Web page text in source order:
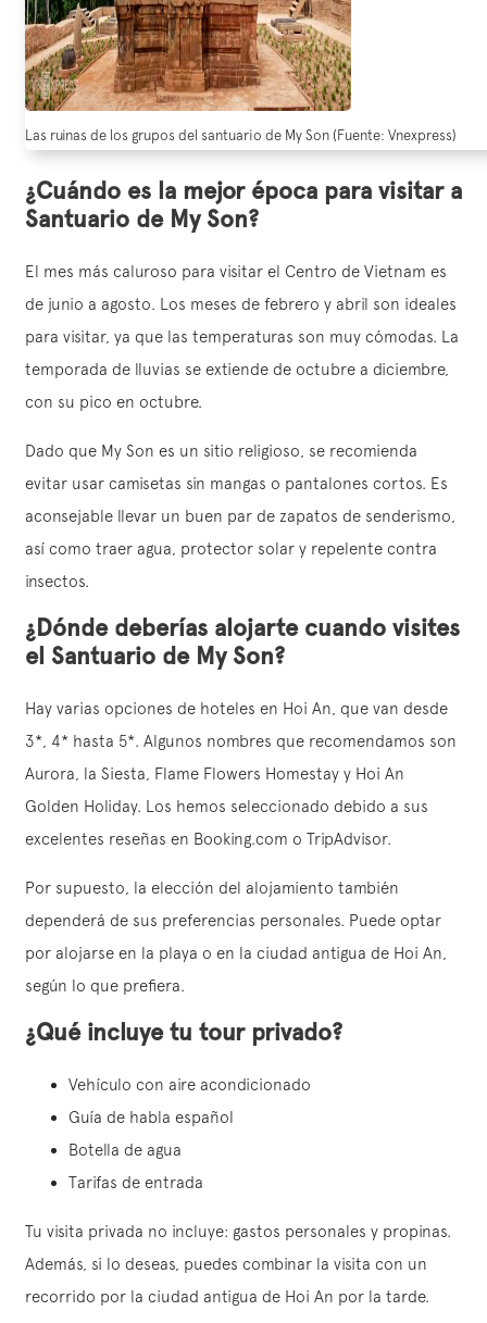
Las ruinas de los grupos del santuario de My Son (Fuente: Vnexpress)
¿Cuándo es la mejor época para visitar a
Santuario de My Son?
El mes más caluroso para visitar el Centro de Vietnam es
de junio a agosto. Los meses de febrero y abril son ideales
para visitar, ya que las temperaturas son muy cómodas. La
temporada de lluvias se extiende de octubre a diciembre,
con su pico en octubre.
Dado que My Son es un sitio religioso, se recomienda
evitar usar camisetas sin mangas o pantalones cortos. Es
aconsejable llevar un buen par de zapatos de senderismo,
así como traer agua, protector solar y repelente contra
insectos.
¿Dónde deberías alojarte cuando visites
el Santuario de My Son?
Hay varias opciones de hoteles en Hoi An, que van desde
3*, 4* hasta 5*. Algunos nombres que recomendamos son
Aurora, la Siesta, Flame Flowers Homestay y Hoi An
Golden Holiday. Los hemos seleccionado debido a sus
excelentes reseñas en Booking.com o TripAdvisor.
Por supuesto, la elección del alojamiento también
dependerá de sus preferencias personales. Puede optar
por alojarse en la playa o en la ciudad antigua de Hoi An,
según lo que prefiera.
¿Qué incluye tu tour privado?
Vehículo con aire acondicionado
Guía de habla español
Botella de agua
Tarifas de entrada
Tu visita privada no incluye: gastos personales y propinas.
Además, si lo deseas, puedes combinar la visita con un
recorrido por la ciudad antigua de Hoi An por la tarde.